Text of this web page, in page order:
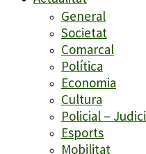
General
Societat
Comarcal
Política
Economia
Cultura
Policial –
Esports
Mobilitat